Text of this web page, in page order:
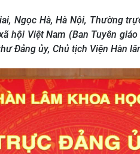
Ngọc Hà, Hà Nội, Thường
hội Việt Nam (Ban Tuyên
Đảng ủy, Chủ tịch Viện Hàn